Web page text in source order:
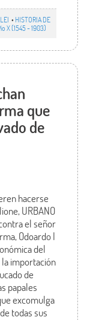
• HISTORIA DE
X (1545 - 1903)
que
de
hacerse
URBANO
el señor
Odoardo I
del
importación
de
papales
excomulga
todas sus